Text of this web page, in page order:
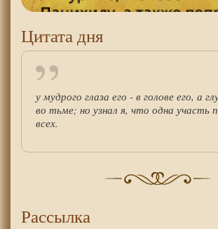
Цитата дня
у мудрого глаза его - в голове его, а
во тьме; но узнал я, что одна участь
всех.
Рассылка